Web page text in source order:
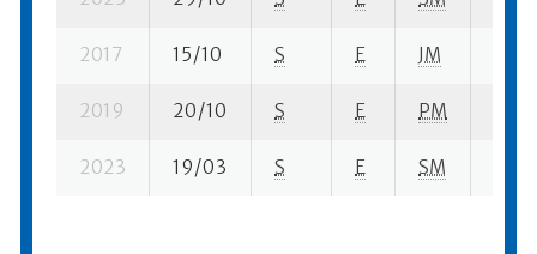
2017 15/10 S E JM
2019 20/10 S E PM
2023 19/03 S E SM